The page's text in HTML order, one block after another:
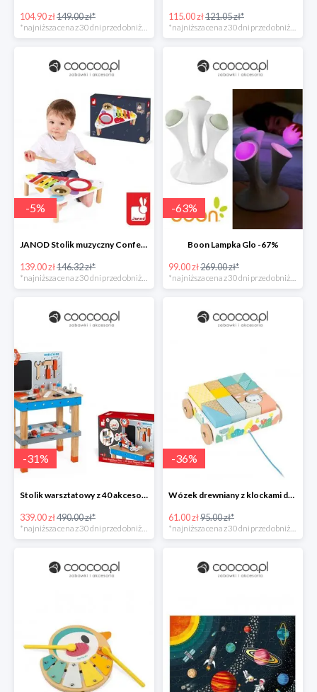
104.90 zł149.00 zł* 115.00 zł121.05 zł*
-5%
JANOD Stolik muzyczny Confetti
139.00 zł146.32 zł*
-63%
Boon Lampka Glo -67%
99.00 zł269.00 zł*
-31%
Stolik warsztatowy z 40 akcesoriami duży Brico ‘Kids, Janod
339.00 zł490.00 zł*
*najniższa cena z 30 dni przed obniżką
-36%
Wózek drewniany z klockami do ciągnięcia Pure, Janod UO
61.00 zł95.00 zł*
*najniższa cena z 30 dni przed obniżką